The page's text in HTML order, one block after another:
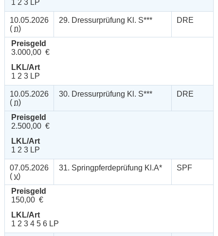
1 2 3 LP
10.05.2026
( n)
29. Dressurprüfung Kl. S*** DRE
Preisgeld
3.000,00 €
LKL/Art
1 2 3 LP
10.05.2026
( n)
30. Dressurprüfung Kl. S*** DRE
Preisgeld
2.500,00 €
LKL/Art
1 2 3 LP
07.05.2026
( v)
31. Springpferdeprüfung Kl.A* SPF
Preisgeld
150,00 €
LKL/Art
1 2 3 4 5 6 LP